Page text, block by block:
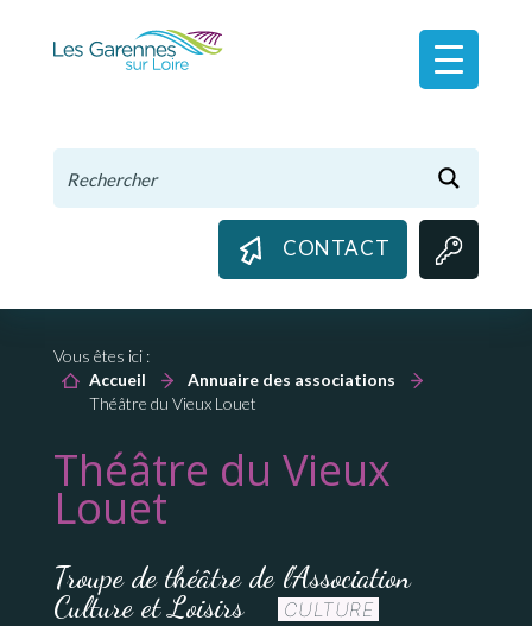
CONTACT
Vous êtes ici :
Accueil
Annuaire des associations
Théâtre du Vieux Louet
Théâtre du Vieux
Louet
Troupe de théâtre de l'Association
Culture et Loisirs
CULTURE